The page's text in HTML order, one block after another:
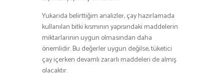
Yukarıda belirttiğim analizler, çay hazırlamada
kullanılan bitki kısmının yapısındaki maddelerin
miktarlarının uygun olmasından daha
önemlidir. Bu değerler uygun değilse, tüketici
çay içerken devamlı zararlı maddeleri de almış
olacaktır.